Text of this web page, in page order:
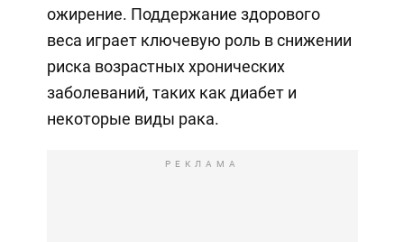
ожирение. Поддержание здорового
веса играет ключевую роль в снижении
риска возрастных хронических
заболеваний, таких как диабет и
некоторые виды рака.
РЕКЛАМА